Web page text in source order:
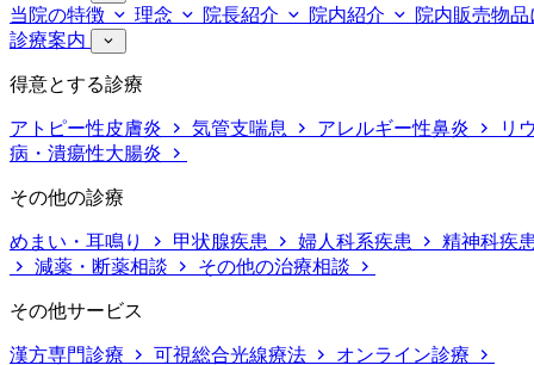
当院の特徴
理念 院長紹介 院内紹介
院内販売物
診療案内
得意とする診療
アトピー性皮膚炎 気管支喘息 アレルギー性鼻炎
リ
病・潰瘍性大腸炎
その他の診療
めまい・耳鳴り 甲状腺疾患 婦人科系疾患
精神科疾
減薬・断薬相談
その他の治療相談
その他サービス
漢方専門診療 可視総合光線療法
オンライン診療